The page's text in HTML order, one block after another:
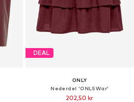
DEAL
ONLY
Nederdel 'ONLSWar'
202,50 kr